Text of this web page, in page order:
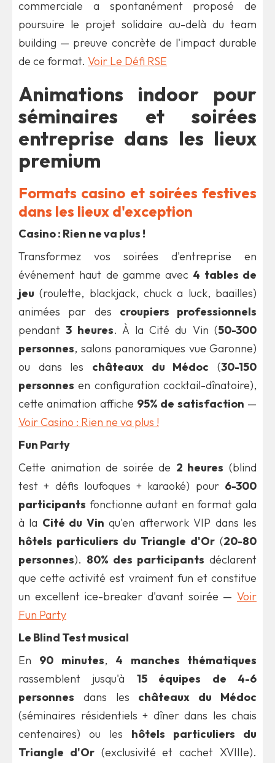
commerciale a spontanément proposé de
poursuire le projet solidaire au-delà du team
building — preuve concrète de l'impact durable
de ce format. Voir Le Défi RSE
Animations indoor pour
séminaires et soirées
entreprise dans les lieux
premium
Formats casino et soirées festives
dans les lieux d'exception
Casino : Rien ne va plus !
Transformez vos soirées d'entreprise en
événement haut de gamme avec 4 tables de
jeu (roulette, blackjack, chuck a luck, baailles)
animées par des croupiers professionnels
pendant3 heures. À la Cité du Vin (50-300
personnes, salons panoramiques vue Garonne)
ou dans les châteaux du Médoc (30-150
personnes en configuration cocktail-dînatoire),
cette animation affiche 95% de satisfaction —
Voir Casino : Rien ne va plus !
Fun Party
Cette animation de soirée de 2 heures (blind
test + défis loufoques + karaoké) pour 6-300
participants fonctionne autant en format gala
à la Cité du Vin qu'en afterwork VIP dans les
hôtels particuliers du Triangle d'Or (20-80
personnes). 80% des participants déclarent
que cette activité est vraiment fun et constitue
un excellent ice-breaker d'avant soirée — Voir
Fun Party
Le Blind Test musical
En 90 minutes, 4 manches thématiques
rassemblent jusqu'à 15 équipes de 4-6
personnes dans les châteaux du Médoc
(séminaires résidentiels + dîner dans les chais
centenaires) ou les hôtels particuliers du
Triangle d'Or(exclusivité et cachet XVIIIe).